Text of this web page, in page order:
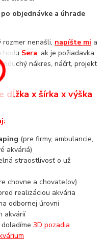
objednávke a úhrade
nenašli, napíšte mi a
Sera, ak je požiadavka
nákres, náčrt, projekt
dĺžka x šírka x výška
(pre firmy, ambulancie,
akváriá)
straostlivosť o už
chovne a chovateľov)
realizáciou akvária
odbornej úrovni
akvárií
doladíme3D pozadia